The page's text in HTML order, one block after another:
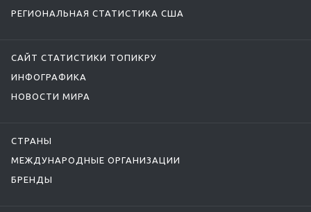
РЕГИОНАЛЬНАЯ СТАТИСТИКА США
САЙТ СТАТИСТИКИ ТОПИКРУ
ИНФОГРАФИКА
НОВОСТИ МИРА
СТРАНЫ
МЕЖДУНАРОДНЫЕ ОРГАНИЗАЦИИ
БРЕНДЫ